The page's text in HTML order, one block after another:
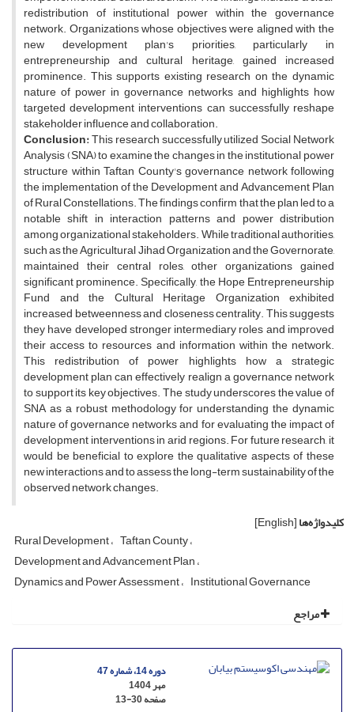
redistribution of institutional power within the governance
network. Organizations whose objectives were aligned with the
new development plan's priorities, particularly in
entrepreneurship and cultural heritage, gained increased
prominence. This supports existing research on the dynamic
nature of power in governance networks and highlights how
targeted development interventions can successfully reshape
stakeholder influence and collaboration.
Conclusion:This research successfully utilized Social Network
Analysis (SNA) to examine the changes in the institutional power
structure within Taftan County's governance network following
the implementation of the Development and Advancement Plan
of Rural Constellations. The findings confirm that the plan led to a
notable shift in interaction patterns and power distribution
among organizational stakeholders. While traditional authorities,
such as the Agricultural Jihad Organization and the Governorate,
maintained their central roles, other organizations gained
significant prominence. Specifically, the Hope Entrepreneurship
Fund and the Cultural Heritage Organization exhibited
increased betweenness and closeness centrality. This suggests
they have developed stronger intermediary roles and improved
their access to resources and information within the network.
This redistribution of power highlights how a strategic
development plan can effectively realign a governance network
to support its key objectives. The study underscores the value of
SNA as a robust methodology for understanding the dynamic
nature of governance networks and for evaluating the impact of
development interventions in arid regions. For future research, it
would be beneficial to explore the qualitative aspects of these
new interactions and to assess the long-term sustainability of the
observed network changes.
کلیدواژه‌ها[English]
Rural Development Taftan County
Development and Advancement Plan
Dynamics and Power Assessment Institutional Governance
مراجع
دوره 14، شماره 47
مهر 1404
صفحه13-30